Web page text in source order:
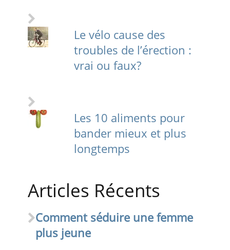
Le vélo cause des
troubles de l’érection :
vrai ou faux?
Les 10 aliments pour
bander mieux et plus
longtemps
Articles Récents
Comment séduire une femme
plus jeune